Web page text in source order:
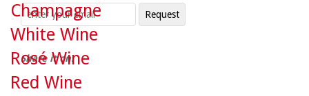
Share it on:
Champagne
White Wine
Rosé Wine
Red Wine